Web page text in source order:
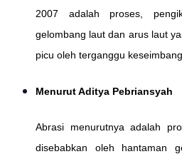
2007 adalah proses,
gelombang laut dan arus laut
picu oleh terganggu
Menurut Aditya Pebriansyah
Abrasi menurutnya adalah
disebabkan oleh hantaman